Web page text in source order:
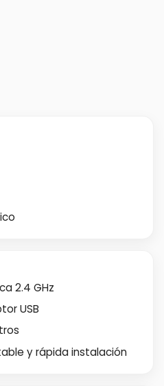
2.4 GHz
USB
y rápida instalación